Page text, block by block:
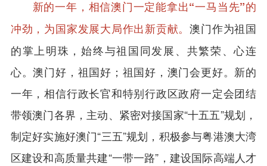
新的一年，相信澳门一定能拿出“一马当先”的
冲劲，为国家发展大局作出新贡献。澳门作为祖国
的掌上明珠，始终与祖国同发展、共繁荣、心连
心。澳门好，祖国好；祖国好，澳门会更好。新的
一年，相信行政长官和特别行政区政府一定会团结
带领澳门各界，主动、紧密对接国家“十五五”规划，
制定好实施好澳门“三五”规划，积极参与粤港澳大湾
区建设和高质量共建“一带一路”，建设国际高端人才